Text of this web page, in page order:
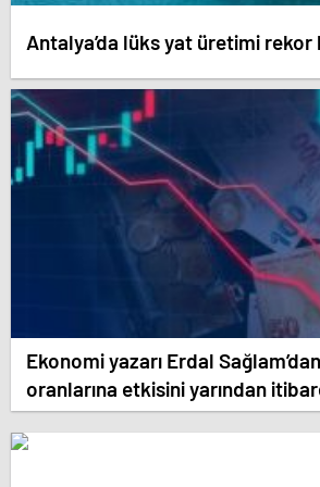
Antalya’da lüks yat üretimi rekor
Ekonomi yazarı Erdal
oranlarına etkisini yarından